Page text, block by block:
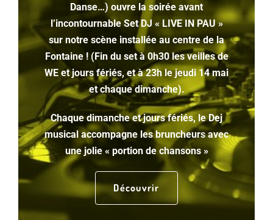
Danse…) ouvre la soirée avant
l’incontournable Set DJ « LIVE IN PAU »
sur notre scène installée au centre de la
Fontaine ! (Fin du set à 0h30 les veilles de
WE et jours fériés, et à 23h le jeudi 14 mai
et chaque dimanche).
Chaque dimanche et jours fériés, le Dej
musical accompagne les bruncheursavec
une jolie « portion de chansons »
Découvrir